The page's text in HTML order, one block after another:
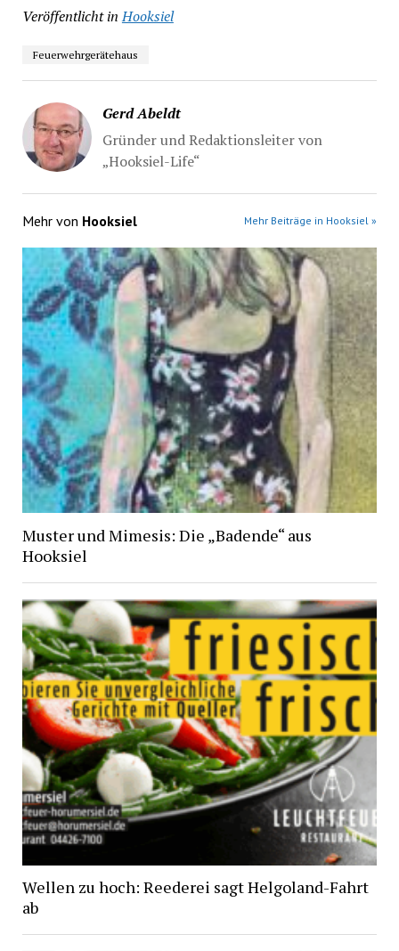
Veröffentlicht in Hooksiel
Feuerwehrgerätehaus
Gerd Abeldt
Gründer und Redaktionsleiter von
„Hooksiel-Life“
Mehr von Hooksiel Mehr Beiträge in Hooksiel »
Muster und Mimesis: Die „Badende“ aus
Hooksiel
Wellen zu hoch: Reederei sagt Helgoland-Fahrt
ab